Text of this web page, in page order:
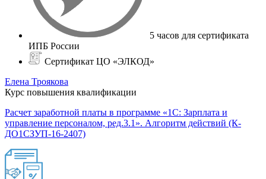
5 часов для сертификата
ИПБ России
Сертификат ЦО «ЭЛКОД»
Елена Троякова
Курс повышения квалификации
Расчет заработной платы в программе «1С: Зарплата и
управление персоналом, ред.3.1». Алгоритм действий (К-
ДО1СЗУП-16-2407)